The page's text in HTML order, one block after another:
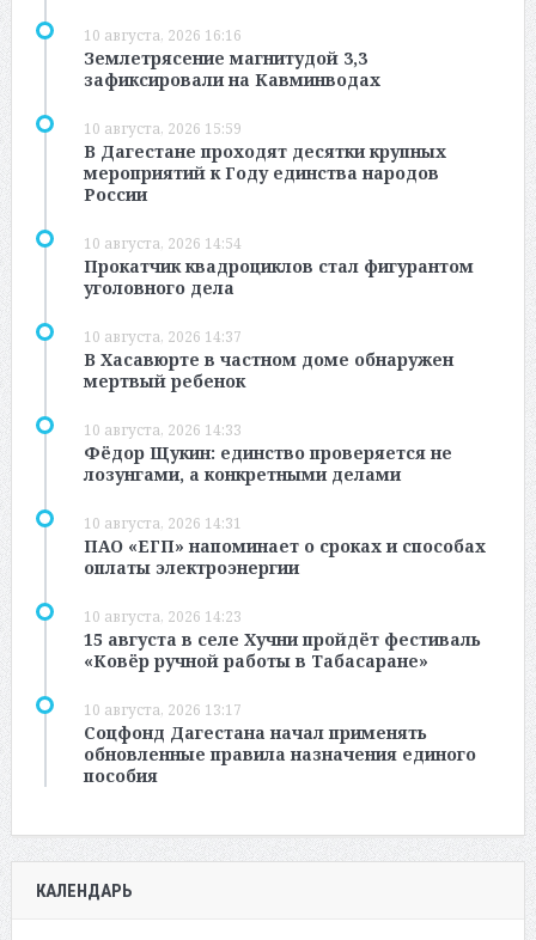
10 августа, 2026 16:16
Землетрясение магнитудой 3,3
зафиксировали на Кавминводах
10 августа, 2026 15:59
В Дагестане проходят десятки крупных
мероприятий к Году единства народов
России
10 августа, 2026 14:54
Прокатчик квадроциклов стал фигурантом
уголовного дела
10 августа, 2026 14:37
В Хасавюрте в частном доме обнаружен
мертвый ребенок
10 августа, 2026 14:33
Фёдор Щукин: единство проверяется не
лозунгами, а конкретными делами
10 августа, 2026 14:31
ПАО «ЕГП» напоминает о сроках и способах
оплаты электроэнергии
10 августа, 2026 14:23
15 августа в селе Хучни пройдёт фестиваль
«Ковёр ручной работы в Табасаране»
10 августа, 2026 13:17
Соцфонд Дагестана начал применять
обновленные правила назначения единого
пособия
КАЛЕНДАРЬ